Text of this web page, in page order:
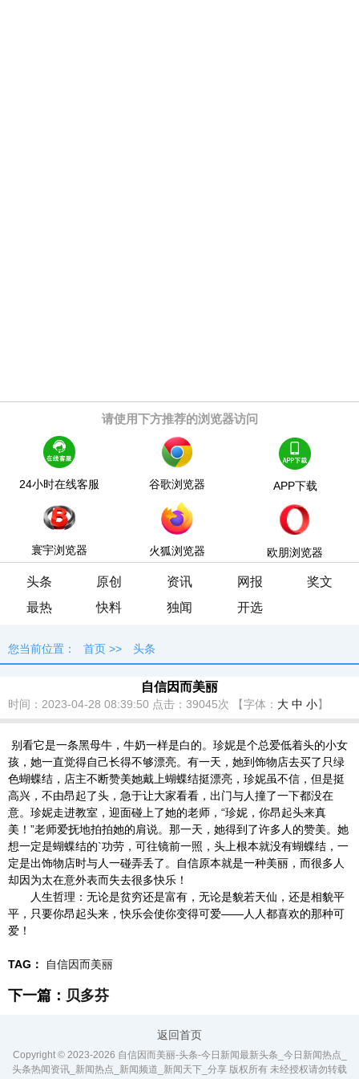
请使用下方推荐的浏览器访问
24小时在线客服 谷歌浏览器 APP下载
寰宇浏览器 火狐浏览器 欧朋浏览器
头条 原创 资讯 网报
奖文
最热
快料 独闻 开选
您当前位置： 首页 >> 头条
自信因而美丽
时间：2023-04-28 08:39:50 点击： 39045次 【字体： 大 中 小】
别看它是一条黑母牛，牛奶一样是白的。珍妮是个总爱低着头的小女
孩，她一直觉得自己长得不够漂亮。有一天，她到饰物店去买了只绿
色蝴蝶结，店主不断赞美她戴上蝴蝶结挺漂亮，珍妮虽不信，但是挺
高兴，不由昂起了头，急于让大家看看，出门与人撞了一下都没在
意。珍妮走进教室，迎面碰上了她的老师，“珍妮，你昂起头来真
美！”老师爱抚地拍拍她的肩说。那一天，她得到了许多人的赞美。她
想一定是蝴蝶结的`功劳，可往镜前一照，头上根本就没有蝴蝶结，一
定是出饰物店时与人一碰弄丢了。自信原本就是一种美丽，而很多人
却因为太在意外表而失去很多快乐！
人生哲理：无论是贫穷还是富有，无论是貌若天仙，还是相貌平
平，只要你昂起头来，快乐会使你变得可爱——人人都喜欢的那种可
爱！
TAG： 自信因而美丽
下一篇： 贝多芬
返回首页
Copyright © 2023-2026 自信因而美丽-头条-今日新闻最新头条_今日新闻热点_
头条热闻资讯_新闻热点_新闻频道_新闻天下_分享 版权所有 未经授权请勿转载